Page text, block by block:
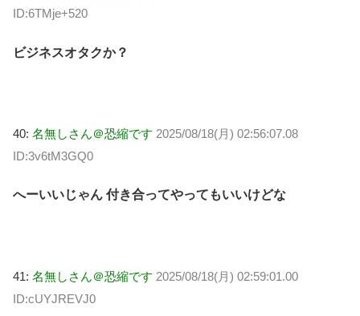
ID:6TMje+520
ビジネスオタクか？
40: 名無しさん＠恐縮です 2025/08/18(月) 02:56:07.08
ID:3v6tM3GQ0
へーいいじゃん 付き合ってやってもいいけどな
41: 名無しさん＠恐縮です 2025/08/18(月) 02:59:01.00
ID:cUYJREVJ0